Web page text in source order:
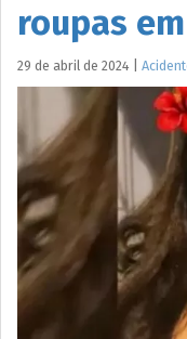
roupas
29 de abril de 2024